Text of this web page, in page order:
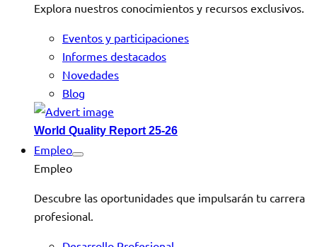
Explora nuestros conocimientos y recursos exclusivos.
Eventos y participaciones
Informes destacados
Novedades
Blog
World Quality Report 25-26
Empleo
Empleo
Descubre las oportunidades que impulsarán tu carrera
profesional.